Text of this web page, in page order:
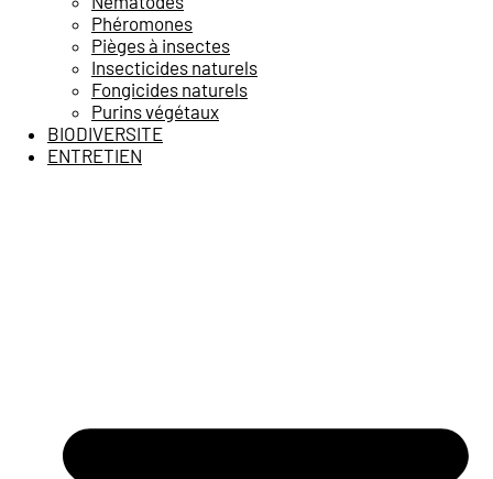
Phéromones
Pièges à insectes
Insecticides naturels
Fongicides naturels
Purins végétaux
BIODIVERSITE
ENTRETIEN